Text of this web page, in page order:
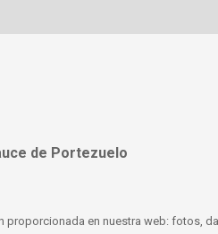
de Portezuelo
proporcionada en nuestra web: fotos,